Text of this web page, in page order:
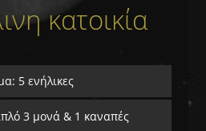
κατοικία
5 ενήλικες
3 μονά & 1 καναπές